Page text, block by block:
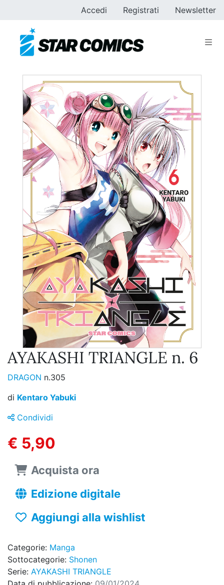
Accedi Registrati Newsletter
AYAKASHI TRIANGLE n. 6
DRAGON n.305
di Kentaro Yabuki
Condividi
€ 5,90
Acquista ora
Edizione digitale
Aggiungi alla wishlist
Categorie: Manga
Sottocategorie: Shonen
Serie: AYAKASHI TRIANGLE